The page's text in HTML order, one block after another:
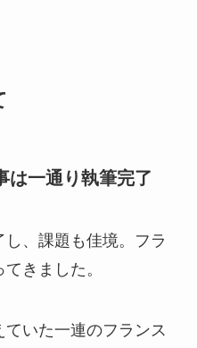
は一通り執筆完了
、課題も佳境。フラ
きました。
いた一連のフランス